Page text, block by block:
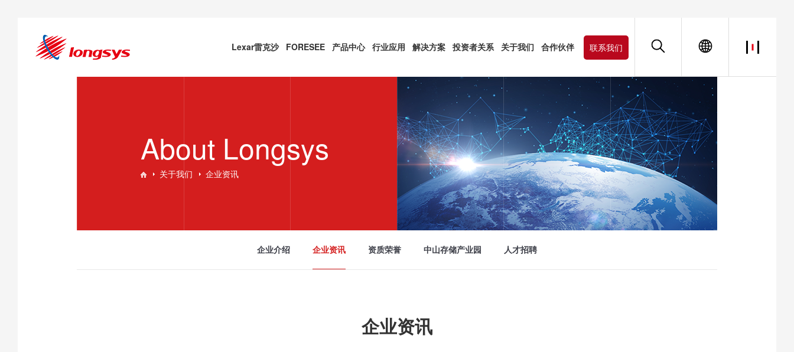
Lexar雷克沙 FORESEE 产品中心 行业应用 解决方案 投资者关系 关于我们 合作伙伴 联系我们
About Longsys
关于我们 企业资讯
企业介绍 企业资讯 资质荣誉 中山存储产业园 人才招聘
企业资讯